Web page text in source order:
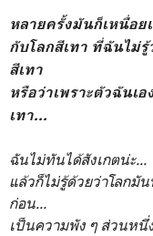
หลายครั้งมันก็เหนื่อย
กับโลกสีเทา ที่ฉันไม่
สีเทา
หรือว่าเพราะตัวฉันเ
เทา...
ฉันไม่ทันได้สังเกตน่ะ...
แล้วก็ไม่รู้ด้วยว่าโลกมั
ก่อน...
เป็นความพัง ๆ ส่วนหนึ่